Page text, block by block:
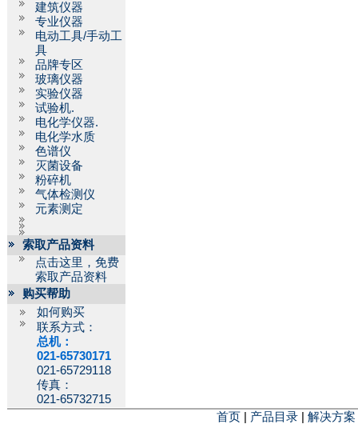
建筑仪器
专业仪器
电动工具/手动工
具
品牌专区
玻璃仪器
实验仪器
试验机.
电化学仪器.
电化学水质
色谱仪
灭菌设备
粉碎机
气体检测仪
元素测定
索取产品资料
点击这里，免费
索取产品资料
购买帮助
如何购买
联系方式：
总机：
021-65730171
021-65729118
传真：
021-65732715
首页 产品目录 解决方案